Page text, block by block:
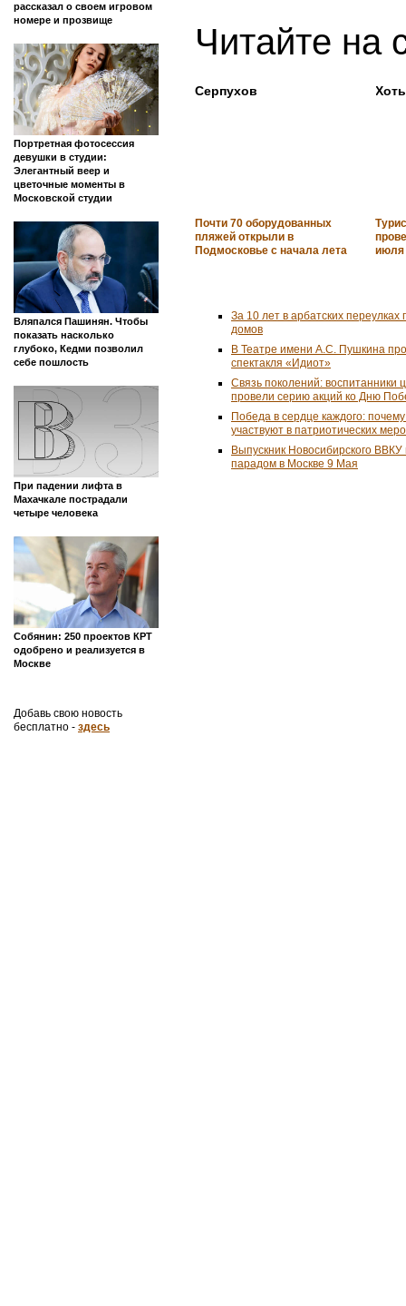
рассказал о своем игровом
номере и прозвище
Портретная фотосессия
девушки в студии:
Элегантный веер и
цветочные моменты в
Московской студии
Вляпался Пашинян. Чтобы
показать насколько
глубоко, Кедми позволил
себе пошлость
При падении лифта в
Махачкале пострадали
четыре человека
Собянин: 250 проектов КРТ
одобрено и реализуется в
Москве
Добавь свою новость
бесплатно - здесь
Читайте на
Серпухов
Почти 70 оборудованных
пляжей открыли в
Подмосковье с начала лета
июля
За 10 лет в арбатских переулках
домов
В Театре имени А.С. Пушкина
спектакля «Идиот»
Связь поколений: воспитанники
провели серию акций ко Дню
Победа в сердце каждого:
участвуют в патриотических
Выпускник Новосибирского
парадом в Москве 9 Мая